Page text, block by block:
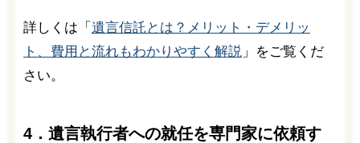
詳しくは「 遺言信託とは？メリット・デメリッ
ト、費用と流れもわかりやすく解説」をご覧くだ
さい。
4．遺言執行者への就任を専門家に依頼す